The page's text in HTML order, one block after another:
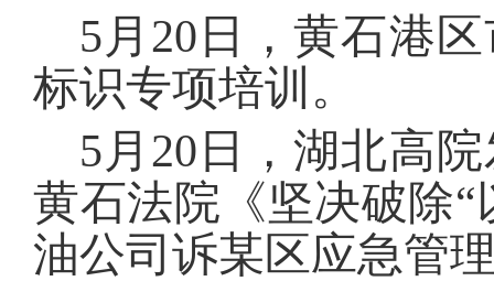
5月20日，黄石港
标识专项培训。
5月20日，湖北高
黄石法院《坚决破除
油公司诉某区应急管